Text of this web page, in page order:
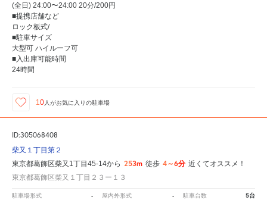
(全日) 24:00〜24:00 20分/200円
■提携店舗など
ロック板式/
■駐車サイズ
大型可 ハイルーフ可
■入出庫可能時間
24時間
10 人がお気に入りの駐車場
ID:305068408
柴又１丁目第２
東京都葛飾区柴又1丁目45-14から 253m 徒歩 4～6分 近くてオススメ！
東京都葛飾区柴又１丁目２３ー１３
駐車場形式 - 屋内外形式 - 駐車台数 5台